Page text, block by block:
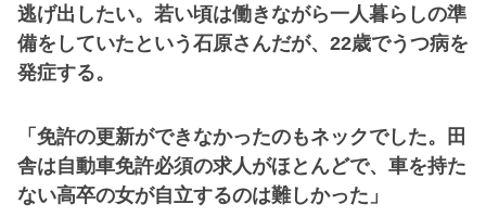
逃げ出したい。若い頃は働きながら一人暮らしの準
備をしていたという石原さんだが、22歳でうつ病を
発症する。
「免許の更新ができなかったのもネックでした。田
舎は自動車免許必須の求人がほとんどで、車を持た
ない高卒の女が自立するのは難しかった」